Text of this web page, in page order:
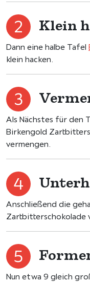
Klein
Dann eine halbe Tafel
klein hacken.
Als Nächstes für den
Birkengold
vermengen.
Anschließend die
Zartbitterschokolade
Nun etwa 9 gleich